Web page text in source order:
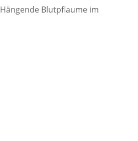
Hängende Blutpflaume im